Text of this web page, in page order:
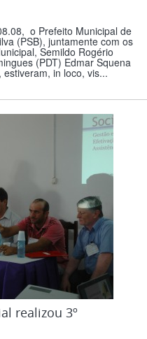
o Prefeito Municipal de
(PSB), juntamente com os
Semildo Rogério
(PDT) Edmar Squena
estiveram, in loco, vis...
realizou 3º